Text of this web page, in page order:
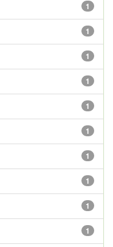
1
1
1
1
1
1
1
1
1
1